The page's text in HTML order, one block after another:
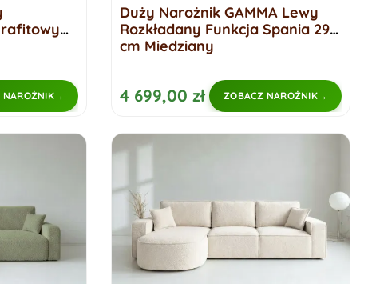
NAROŻNIK
Duży Narożnik GAMMA Lewy
Rozkładany Funkcja Spania 299
cm Miedziany
4 699,00 zł ZOBACZ NAROŻNIK